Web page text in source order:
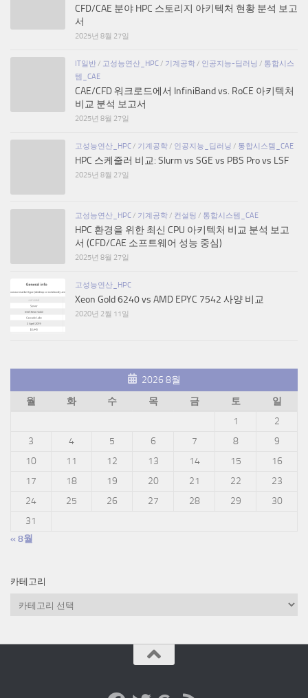
CFD/CAE 분야 HPC 스토리지 아키텍처 현황 분석 보고
서
2025년 8월 27일
IT일반/ 고성능연산_HPC/ 기계공학/ 인공지능-딥러닝 / 통합시스
템_CAE
CAE/CFD 워크로드에서 InfiniBand vs. RoCE 아키텍처
비교 분석 보고서
2025년 8월 27일
고성능연산_HPC/ 기계공학/ 인공지능_딥러닝 / 통합시스템_CAE
HPC 스케줄러 비교: Slurm vs SGE vs PBS Pro vs LSF
2025년 8월 27일
고성능연산_HPC/ 기계공학/ 컨설팅 / 통합시스템_CAE
HPC 환경을 위한 최신 CPU 아키텍처 비교 분석 보고
서 (CFD/CAE 소프트웨어 성능 중심)
2025년 8월 27일
고성능연산_HPC
Xeon Gold 6240 vs AMD EPYC 7542 사양 비교
2020년 2월 11일
2026 8월
월
화 수 목 금 토
일
1
2
3
4 5 6 7 8
9
10
11 12 13 14 15
16
17
18 19 20 21 22
23
24
25 26 27 28 29
30
31
« 8월
카테고리
리